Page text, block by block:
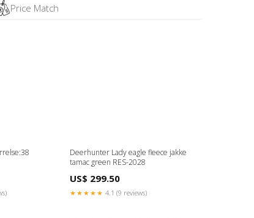
Price Match
Deerhunter Lady eagle fleece jakke
tamac green RES-2028
US$ 299.50
★★★★★ 4.1 (9 reviews)